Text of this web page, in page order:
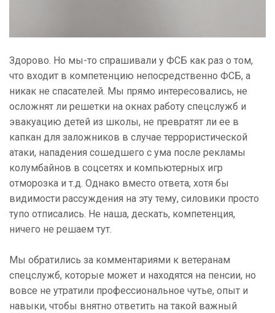
Здорово. Но мы-то спрашивали у ФСБ как раз о том,
что входит в компетенцию непосредственно ФСБ, а
никак не спасателей. Мы прямо интересовались, не
осложнят ли решетки на окнах работу спецслужб и
эвакуацию детей из школы, не превратят ли ее в
капкан для заложников в случае террористической
атаки, нападения сошедшего с ума после рекламы
колумбайнов в соцсетях и компьютерных игр
отморозка и т.д. Однако вместо ответа, хотя бы
видимости рассуждения на эту тему, силовики просто
тупо отписались. Не наша, дескать, компетенция,
ничего не решаем тут.
Мы обратились за комментариями к ветеранам
спецслужб, которые может и находятся на пенсии, но
вовсе не утратили профессиональное чутье, опыт и
навыки, чтобы внятно ответить на такой важный